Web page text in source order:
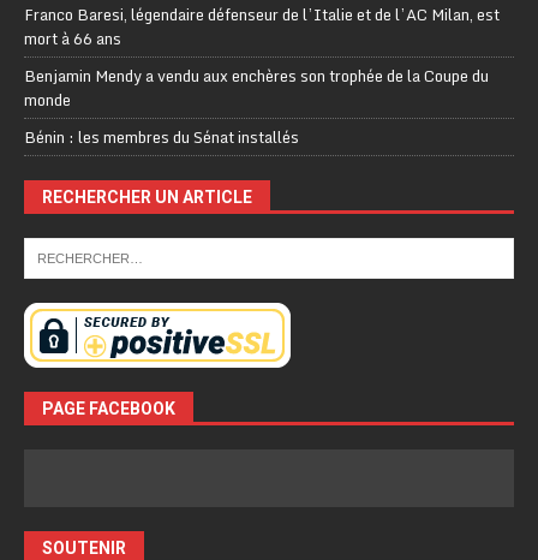
Franco Baresi, légendaire défenseur de l’Italie et de l’AC Milan, est
mort à 66 ans
Benjamin Mendy a vendu aux enchères son trophée de la Coupe du
monde
Bénin : les membres du Sénat installés
RECHERCHER UN ARTICLE
PAGE FACEBOOK
SOUTENIR